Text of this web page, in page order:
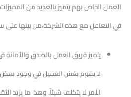
العمل الخاص بهم يتميز بالعديد من
في التعامل مع هذه الشركة،من بينها على
يتميز فريق العمل بالصدق والأمانة
لا يقوم بغش العميل في وجود بعض
الأمر لا يتكلف شيئاً. وهذا ما يزيد